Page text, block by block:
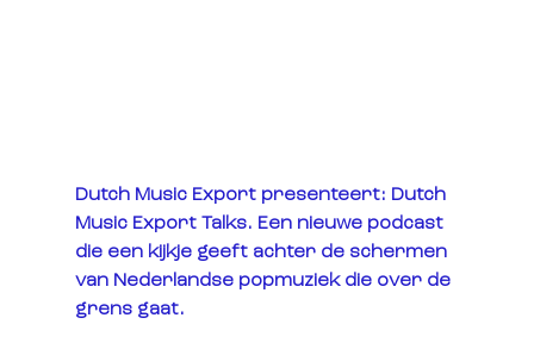
Dutch Music Export presenteert: Dutch
Music Export Talks. Een nieuwe podcast
die een kijkje geeft achter de schermen
van Nederlandse popmuziek die over de
grens gaat.